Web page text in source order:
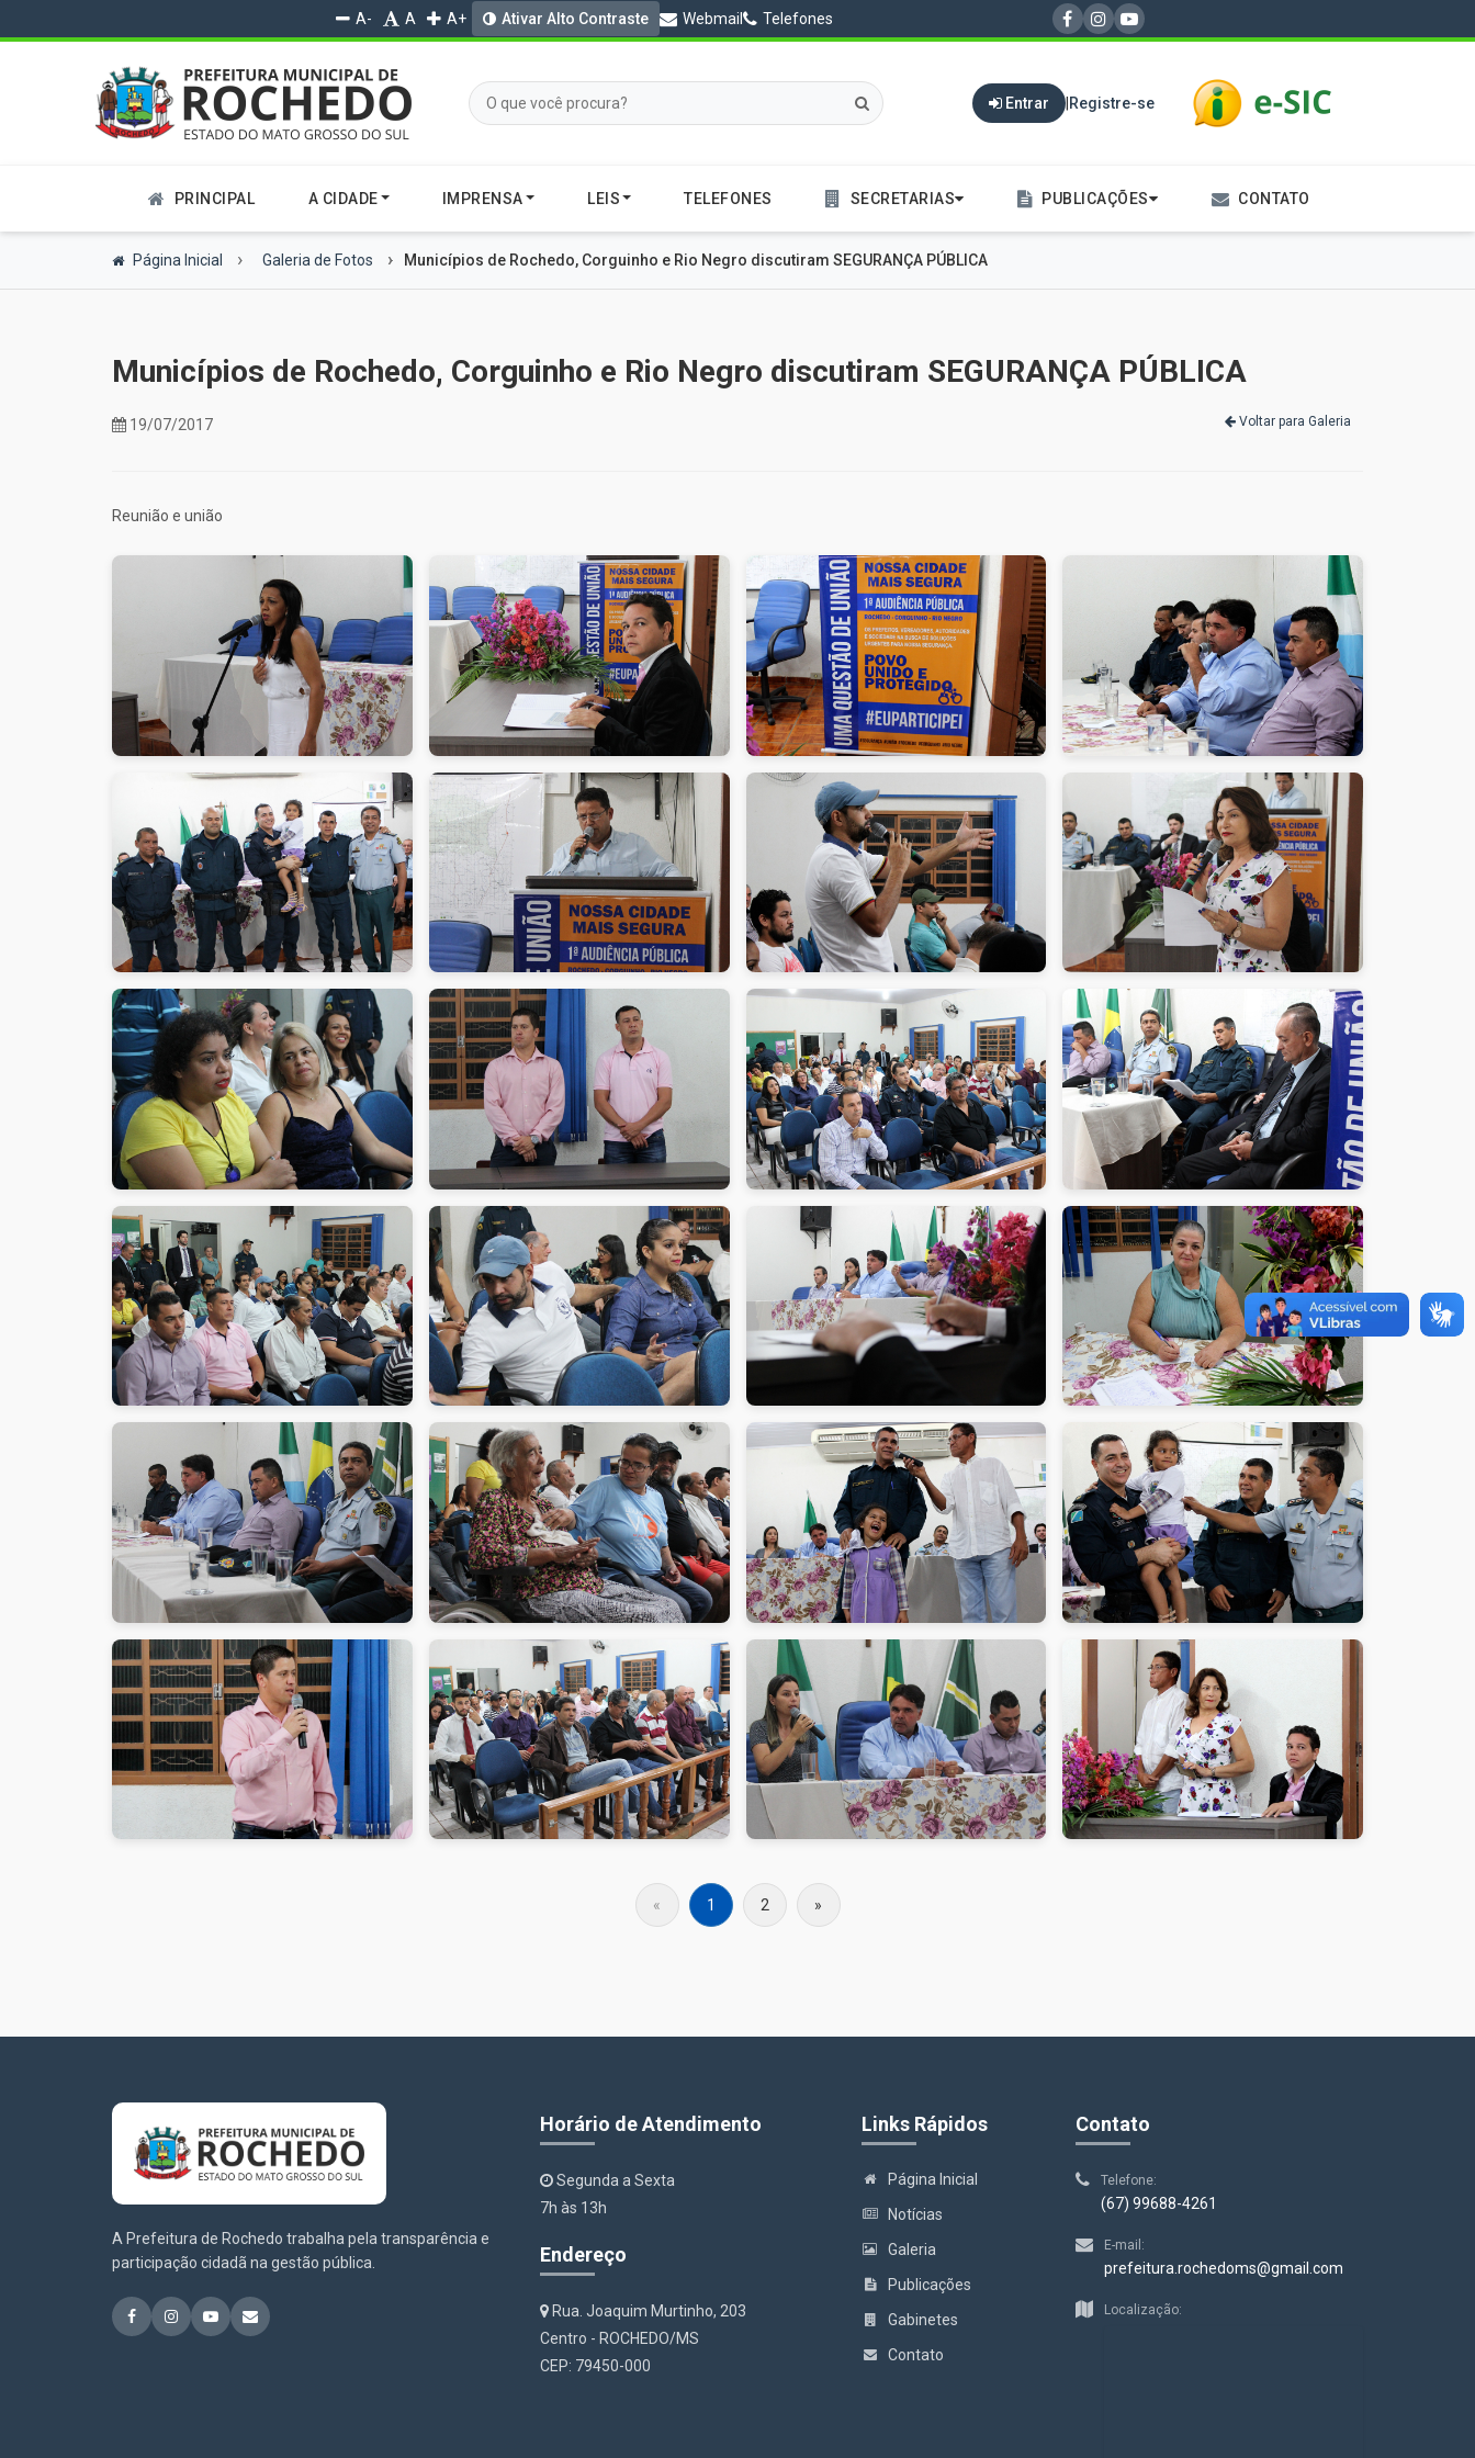
A- A A+ Ativar Alto Contraste Webmail Telefones
Entrar Registre-se
PRINCIPAL A CIDADE IMPRENSA LEIS TELEFONES SECRETARIAS PUBLICAÇÕES CONTATO
Página Inicial Galeria de Fotos Municípios de Rochedo, Corguinho e Rio Negro discutiram SEGURANÇA PÚBLICA
Municípios de Rochedo, Corguinho e Rio Negro discutiram SEGURANÇA PÚBLICA
19/07/2017 Voltar para Galeria
Reunião e união
« 1 2 »
A Prefeitura de Rochedo trabalha pela transparência e
participação cidadã na gestão pública.
Horário de Atendimento
Segunda a Sexta
7h às 13h
Endereço
Rua. Joaquim Murtinho, 203
Centro - ROCHEDO/MS
CEP: 79450-000
Links Rápidos
Página Inicial
Notícias
Galeria
Publicações
Gabinetes
Contato
Contato
Telefone:
(67) 99688-4261
E-mail:
prefeitura.rochedoms@gmail.com
Localização: